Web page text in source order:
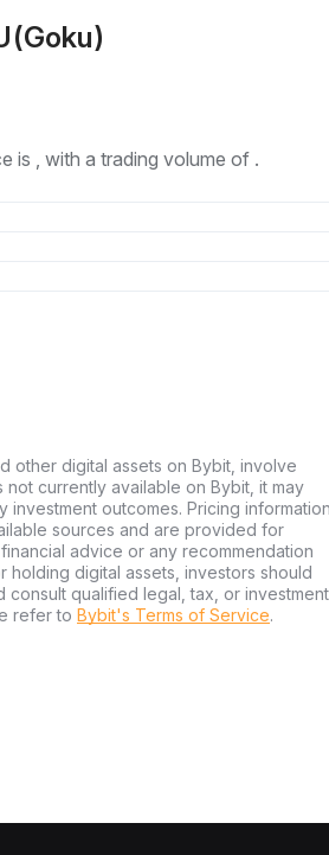
is , with a trading volume of .
other digital assets on Bybit, involve
currently available on Bybit, it may
outcomes. Pricing information
sources and are provided for
advice or any recommendation
digital assets, investors should
consult qualified legal, tax, or investment
refer to Bybit's Terms of Service.